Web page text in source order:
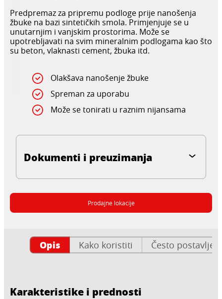
Predpremaz za pripremu podloge prije nanošenja
žbuke na bazi sintetičkih smola. Primjenjuje se u
unutarnjim i vanjskim prostorima. Može se
upotrebljavati na svim mineralnim podlogama kao što
su beton, vlaknasti cement, žbuka itd.
Olakšava nanošenje žbuke
Spreman za uporabu
Može se tonirati u raznim nijansama
Dokumenti i preuzimanja
Prodajne lokacije
Opis Kako koristiti Često
Karakteristike i prednosti